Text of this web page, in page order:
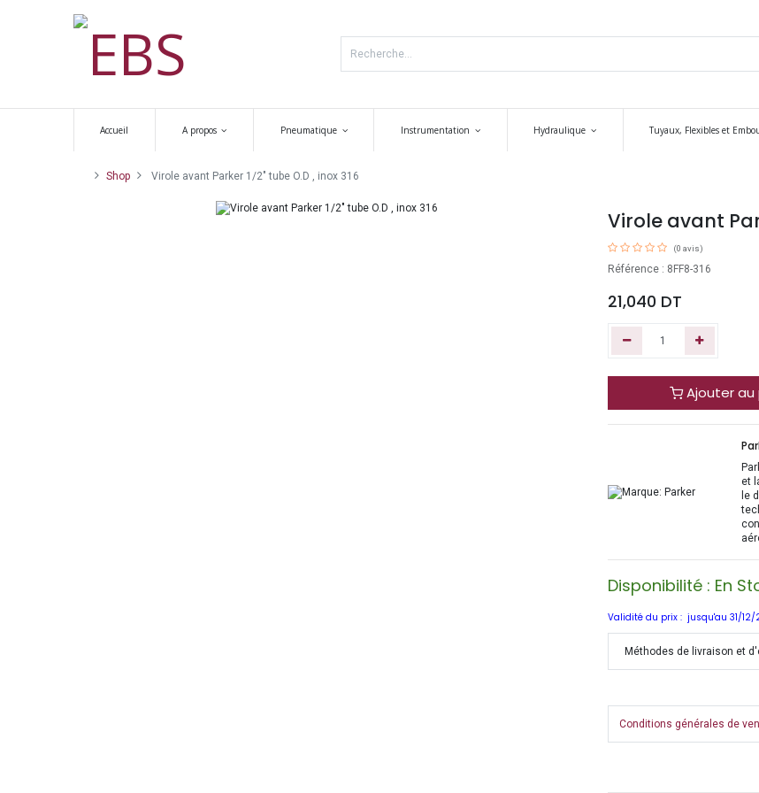
Accueil A propos Pneumatique Instrumentation Hydraulique Tuyaux, Flexibles et
Shop Virole avant Parker 1/2" tube O.D , inox 316
Virole avant
(0 avis)
Référence : 8FF8-316
21,040 DT
Ajouter au
et
le
Disponibilité : En
Validité du prix : jusqu'au 31/
Méthodes de livraison et
Conditions générales de